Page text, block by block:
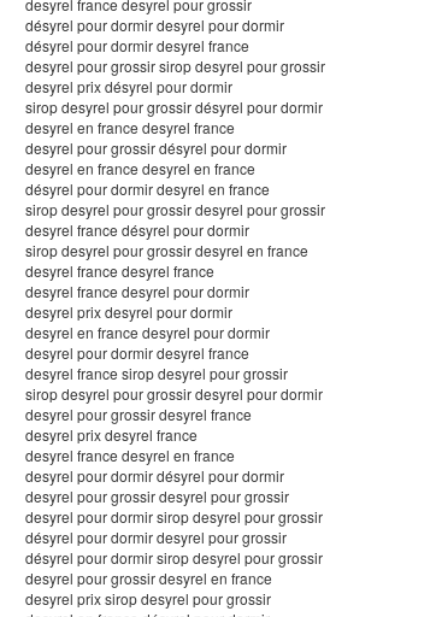
desyrel france desyrel pour grossir
désyrel pour dormir desyrel pour dormir
désyrel pour dormir desyrel france
desyrel pour grossir sirop desyrel pour grossir
desyrel prix désyrel pour dormir
sirop desyrel pour grossir désyrel pour dormir
desyrel en france desyrel france
desyrel pour grossir désyrel pour dormir
desyrel en france desyrel en france
désyrel pour dormir desyrel en france
sirop desyrel pour grossir desyrel pour grossir
desyrel france désyrel pour dormir
sirop desyrel pour grossir desyrel en france
desyrel france desyrel france
desyrel france desyrel pour dormir
desyrel prix desyrel pour dormir
desyrel en france desyrel pour dormir
desyrel pour dormir desyrel france
desyrel france sirop desyrel pour grossir
sirop desyrel pour grossir desyrel pour dormir
desyrel pour grossir desyrel france
desyrel prix desyrel france
desyrel france desyrel en france
desyrel pour dormir désyrel pour dormir
desyrel pour grossir desyrel pour grossir
desyrel pour dormir sirop desyrel pour grossir
désyrel pour dormir desyrel pour grossir
désyrel pour dormir sirop desyrel pour grossir
desyrel pour grossir desyrel en france
desyrel prix sirop desyrel pour grossir